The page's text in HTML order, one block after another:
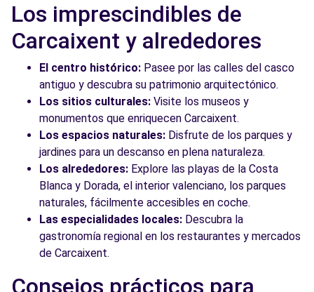
Los imprescindibles de
Carcaixent y alrededores
El centro histórico: Pasee por las calles del casco
antiguo y descubra su patrimonio arquitectónico.
Los sitios culturales: Visite los museos y
monumentos que enriquecen Carcaixent.
Los espacios naturales: Disfrute de los parques y
jardines para un descanso en plena naturaleza.
Los alrededores: Explore las playas de la Costa
Blanca y Dorada, el interior valenciano, los parques
naturales, fácilmente accesibles en coche.
Las especialidades locales: Descubra la
gastronomía regional en los restaurantes y mercados
de Carcaixent.
Consejos prácticos para